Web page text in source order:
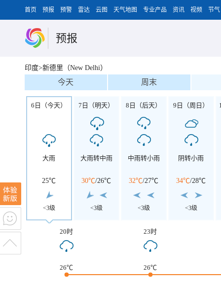
首页 预报 预警 雷达 云图 天气地图 专业产品 资讯 视频 节气
预报
印度>新德里（New Delhi）
今天 周末
6日（今天）
大雨
25℃
<3级
7日（明天）
大雨转中雨
30℃/26℃
<3级
8日（后天）
中雨转小雨
32℃/27℃
<3级
9日（周日）
阴转小雨
34℃/28℃
<3级
20时 23时
26℃ 26℃